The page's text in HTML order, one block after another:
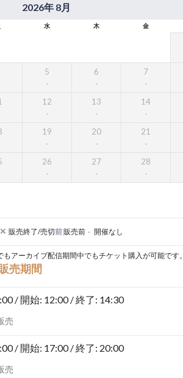
2026年 8月
水 木 金
5 6 7
12 13 14
19 20 21
26 27 28
販売終了/売切前販売前 - 開催なし
アーカイブ配信期間中でもチケット購入が可能です。
売期間
/ 開始: 12:00 / 終了: 14:30
売
/ 開始: 17:00 / 終了: 20:00
売